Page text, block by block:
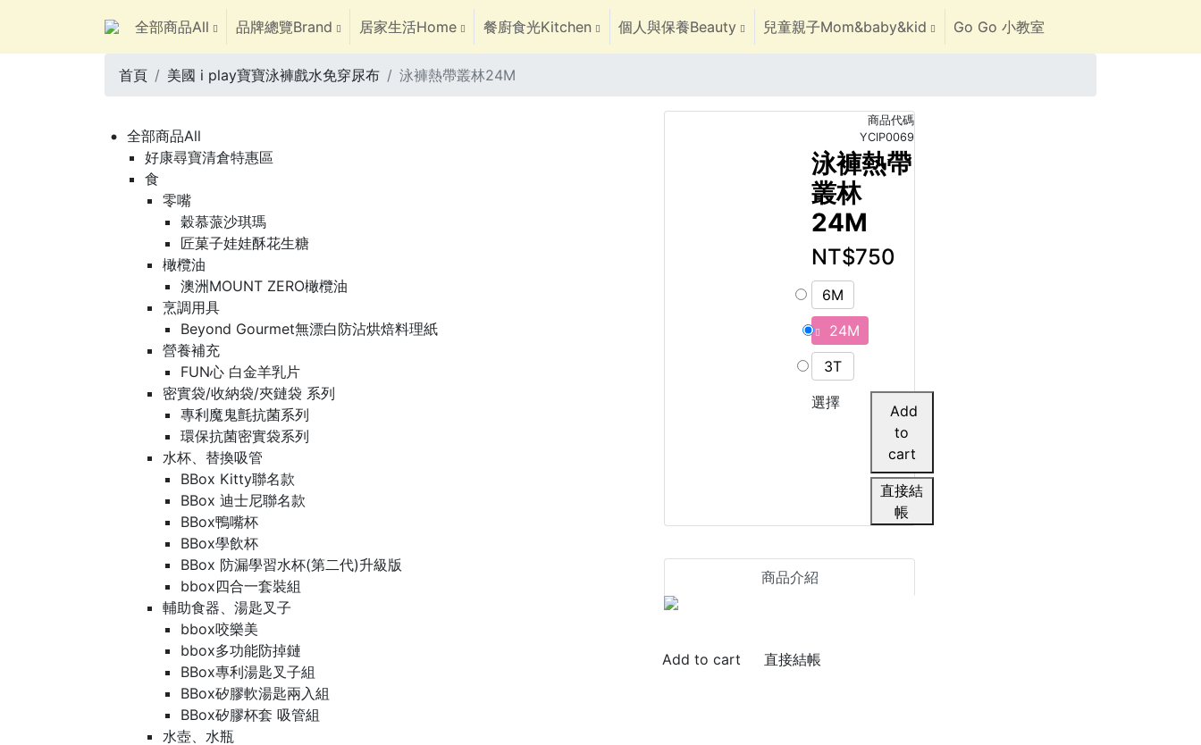
全部商品All 品牌總覽Brand 居家生活Home 餐廚食光Kitchen 個人與保養Beauty 兒童親子Mom&baby&kid Go Go 小教室
首頁 美國 i play寶寶泳褲戲水免穿尿布 泳褲熱帶叢林24M
全部商品All
好康尋寶清倉特惠區
食
零嘴
穀慕蒎沙琪瑪
匠菓子娃娃酥花生糖
橄欖油
澳洲MOUNT ZERO橄欖油
烹調用具
Beyond Gourmet無漂白防沾烘焙料理紙
營養補充
FUN心 白金羊乳片
密實袋/收納袋/夾鏈袋 系列
專利魔鬼氈抗菌系列
環保抗菌密實袋系列
水杯、替換吸管
BBox Kitty聯名款
BBox 迪士尼聯名款
BBox鴨嘴杯
BBox學飲杯
BBox 防漏學習水杯(第二代)升級版
bbox四合一套裝組
輔助食器、湯匙叉子
bbox咬樂美
bbox多功能防掉鏈
BBox專利湯匙叉子組
BBox矽膠軟湯匙兩入組
BBox矽膠杯套 吸管組
水壺、水瓶
商品代碼
YCIP0069
泳褲熱帶
叢林
24M
NT$750
6M
24M
3T
選擇
直接結
帳
商品介紹
直接結帳